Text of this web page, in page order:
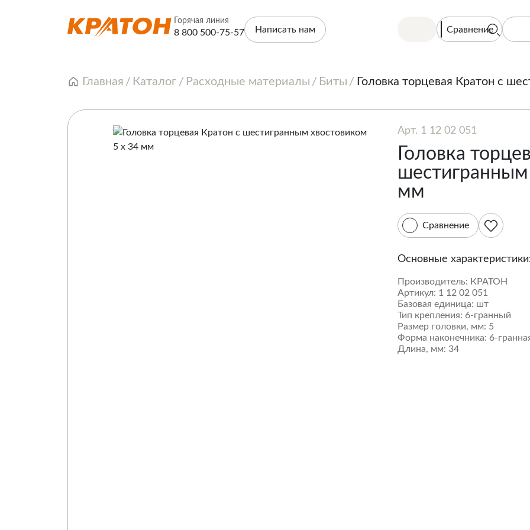
Горячая линия
8 800 500-75-57 Написать нам Сравнение
Главная Каталог Расходные материалы Биты Головка торцевая Кратон с
Арт. 1 12 02 051
Головка
мм
Сравнение
Основные
Производитель: КРАТОН
Артикул: 1 12 02 051
Базовая единица: шт
Тип крепления: 6-гранный
Размер головки, мм: 5
Форма наконечника: 6-
Длина, мм: 34